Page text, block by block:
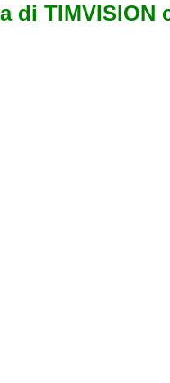
di TIMVISION